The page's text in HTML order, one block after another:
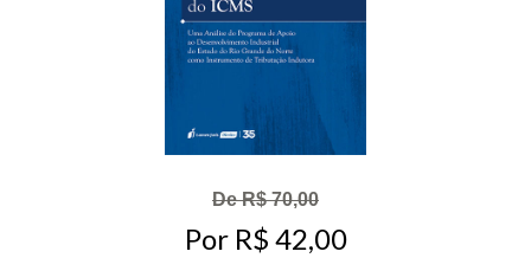
De R$ 70,00
Por R$ 42,00